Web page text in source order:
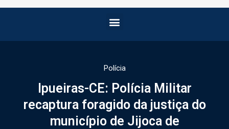
Polícia
Ipueiras-CE: Polícia Militar
recaptura foragido da justiça do
município de Jijoca de